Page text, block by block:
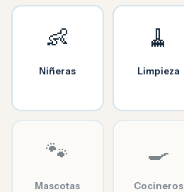
👶
Niñeras
🧹
Limpieza
🐾
Mascotas
🍳
Cocineros